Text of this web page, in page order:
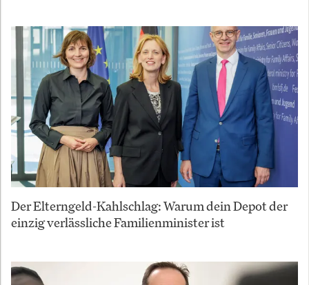
Der Elterngeld-Kahlschlag: Warum dein Depot der
einzig verlässliche Familienminister ist